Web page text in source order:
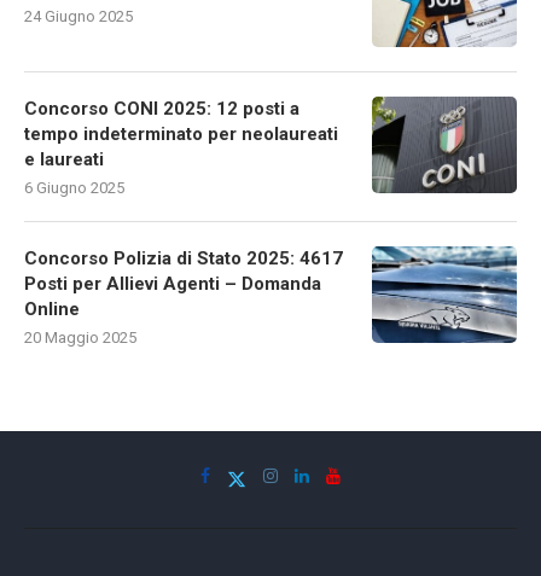
24 Giugno 2025
Concorso CONI 2025: 12 posti a
tempo indeterminato per neolaureati
e laureati
6 Giugno 2025
Concorso Polizia di Stato 2025: 4617
Posti per Allievi Agenti – Domanda
Online
20 Maggio 2025